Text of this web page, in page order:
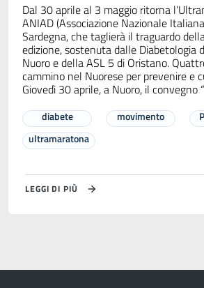
Dal 30 aprile al 3 maggio ritorna
ANIAD (Associazione Nazionale
Sardegna, che taglierà il traguardo
edizione, sostenuta dalle Diabetologia
Nuoro e della ASL 5 di Oristano.
cammino nel Nuorese per prevenire e
Giovedì 30 aprile, a Nuoro, il convegno
diabete movimento
ultramaratona
LEGGI DI PIÙ